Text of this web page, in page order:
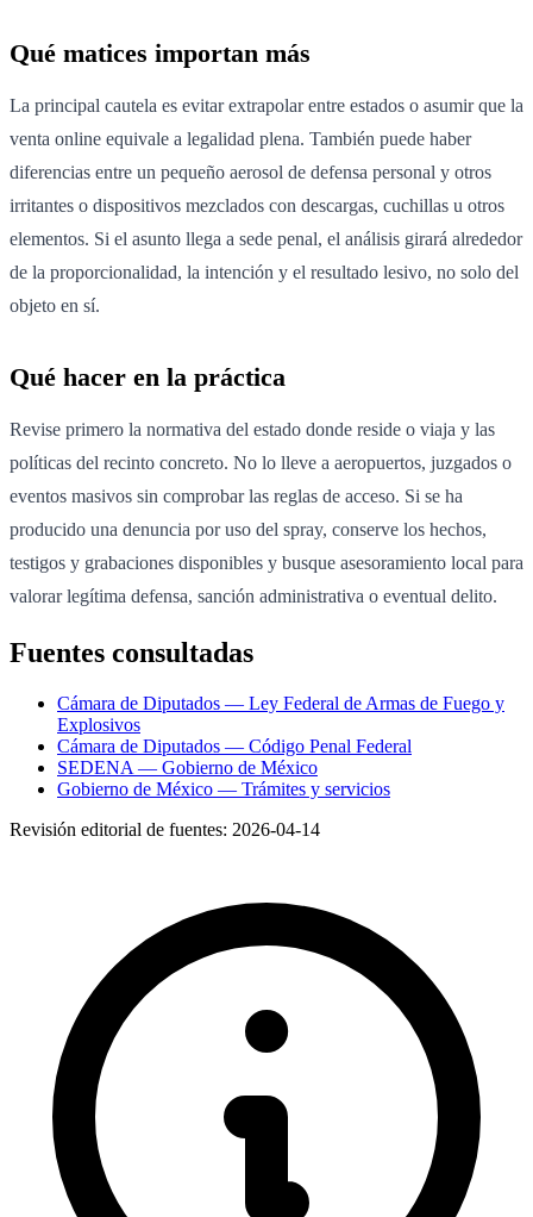
Qué matices importan más
La principal cautela es evitar extrapolar entre estados o asumir que la
venta online equivale a legalidad plena. También puede haber
diferencias entre un pequeño aerosol de defensa personal y otros
irritantes o dispositivos mezclados con descargas, cuchillas u otros
elementos. Si el asunto llega a sede penal, el análisis girará alrededor
de la proporcionalidad, la intención y el resultado lesivo, no solo del
objeto en sí.
Qué hacer en la práctica
Revise primero la normativa del estado donde reside o viaja y las
políticas del recinto concreto. No lo lleve a aeropuertos, juzgados o
eventos masivos sin comprobar las reglas de acceso. Si se ha
producido una denuncia por uso del spray, conserve los hechos,
testigos y grabaciones disponibles y busque asesoramiento local para
valorar legítima defensa, sanción administrativa o eventual delito.
Fuentes consultadas
Cámara de Diputados — Ley Federal de Armas de Fuego y
Explosivos
Cámara de Diputados — Código Penal Federal
SEDENA — Gobierno de México
Gobierno de México — Trámites y servicios
Revisión editorial de fuentes: 2026-04-14